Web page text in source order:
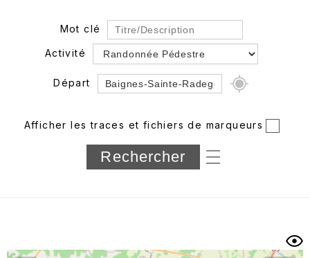
Mot clé
Activité
Départ
Département
Longueur min/max
Afficher les traces et fichiers de marqueurs